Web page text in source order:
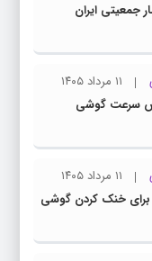
جمعیتی ایران
۱۱ مرداد ۱۴۰۵
سرعت گوشی
۱۱ مرداد ۱۴۰۵
برای خنک کردن گوشی